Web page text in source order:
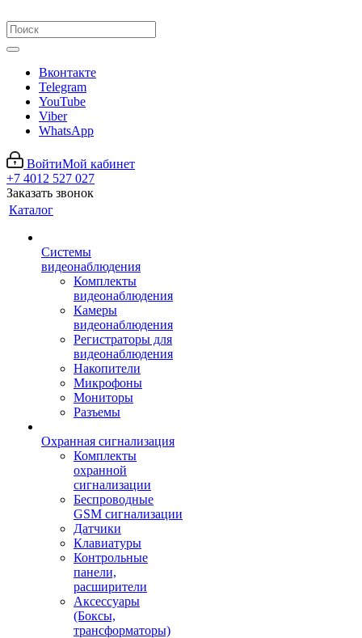
Вконтакте
Telegram
YouTube
Viber
WhatsApp
ВойтиМой кабинет
+7 4012 527 027
Заказать звонок
Каталог
Системы
видеонаблюдения
Комплекты
видеонаблюдения
Камеры
видеонаблюдения
Регистраторы для
видеонаблюдения
Накопители
Микрофоны
Мониторы
Разъемы
Охранная сигнализация
Комплекты
охранной
сигнализации
Беспроводные
GSM сигнализации
Датчики
Клавиатуры
Контрольные
панели,
расширители
Аксессуары
(Боксы,
трансформаторы)